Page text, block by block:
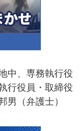
中、専務執行役
行役員・取締役
男（弁護士）